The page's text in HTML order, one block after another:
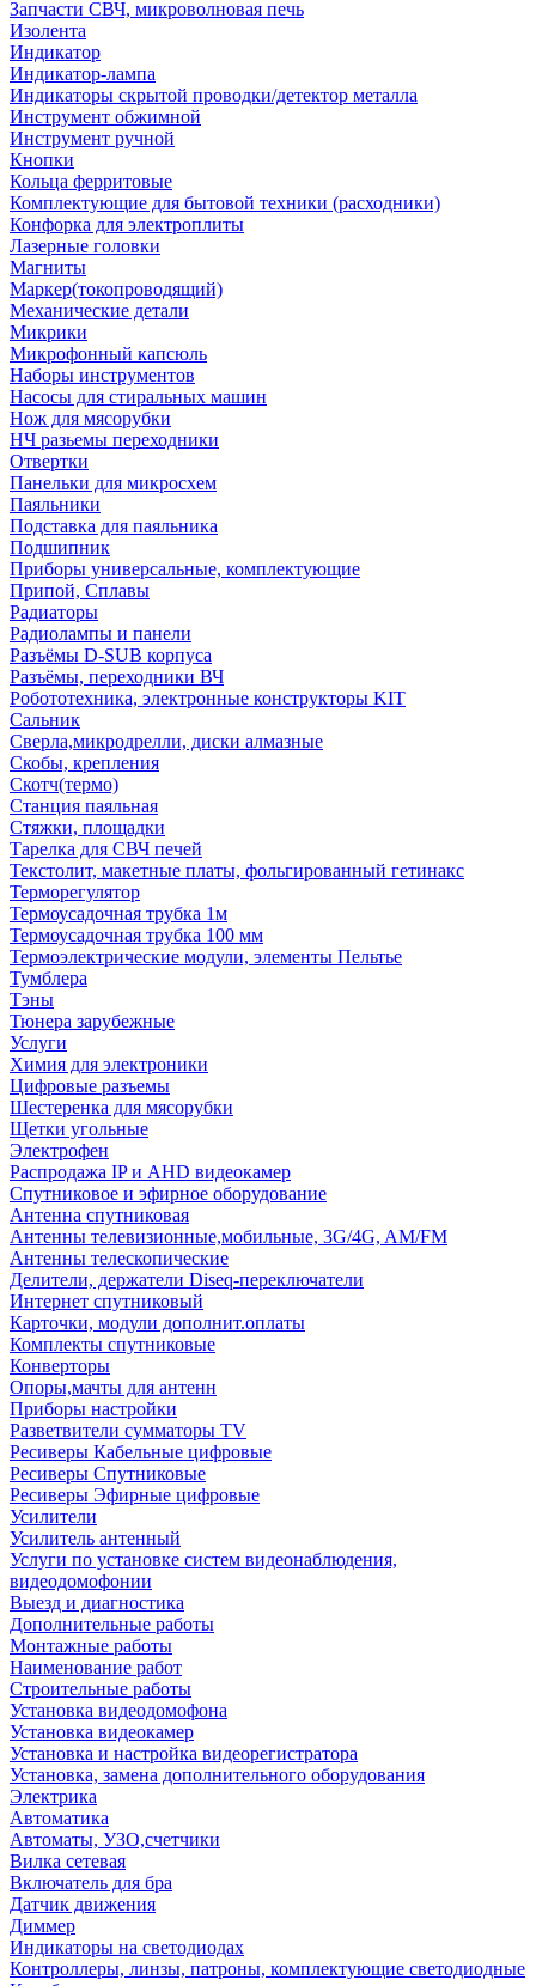
Запчасти СВЧ, микроволновая печь
Изолента
Индикатор
Индикатор-лампа
Индикаторы скрытой проводки/детектор металла
Инструмент обжимной
Инструмент ручной
Кнопки
Кольца ферритовые
Комплектующие для бытовой техники (расходники)
Конфорка для электроплиты
Лазерные головки
Магниты
Маркер(токопроводящий)
Механические детали
Микрики
Микрофонный капсюль
Наборы инструментов
Насосы для стиральных машин
Нож для мясорубки
НЧ разьемы переходники
Отвертки
Панельки для микросхем
Паяльники
Подставка для паяльника
Подшипник
Приборы универсальные, комплектующие
Припой, Сплавы
Радиаторы
Радиолампы и панели
Разъёмы D-SUB корпуса
Разъёмы, переходники ВЧ
Робототехника, электронные конструкторы KIT
Сальник
Сверла,микродрелли, диски алмазные
Скобы, крепления
Скотч(термо)
Станция паяльная
Стяжки, площадки
Тарелка для СВЧ печей
Текстолит, макетные платы, фольгированный гетинакс
Терморегулятор
Термоусадочная трубка 1м
Термоусадочная трубка 100 мм
Термоэлектрические модули, элементы Пельтье
Тумблера
Тэны
Тюнера зарубежные
Услуги
Химия для электроники
Цифровые разъемы
Шестеренка для мясорубки
Щетки угольные
Электрофен
Распродажа IP и AHD видеокамер
Спутниковое и эфирное оборудование
Антенна спутниковая
Антенны телевизионные,мобильные, 3G/4G, AM/FM
Антенны телескопические
Делители, держатели Diseq-переключатели
Интернет спутниковый
Карточки, модули дополнит.оплаты
Комплекты спутниковые
Конверторы
Опоры,мачты для антенн
Приборы настройки
Разветвители сумматоры TV
Ресиверы Кабельные цифровые
Ресиверы Спутниковые
Ресиверы Эфирные цифровые
Усилители
Усилитель антенный
Услуги по установке систем видеонаблюдения,
видеодомофонии
Выезд и диагностика
Дополнительные работы
Монтажные работы
Наименование работ
Строительные работы
Установка видеодомофона
Установка видеокамер
Установка и настройка видеорегистратора
Установка, замена дополнительного оборудования
Электрика
Автоматика
Автоматы, УЗО,счетчики
Вилка сетевая
Включатель для бра
Датчик движения
Диммер
Индикаторы на светодиодах
Контроллеры, линзы, патроны, комплектующие светодиодные